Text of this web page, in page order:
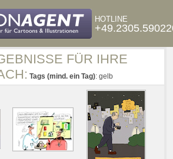
HOTLINE
FÜR IHRE
Tags (mind. ein Tag): gelb